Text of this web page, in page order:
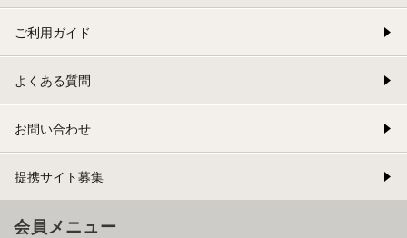
ご利用ガイド
よくある質問
お問い合わせ
提携サイト募集
会員メニュー